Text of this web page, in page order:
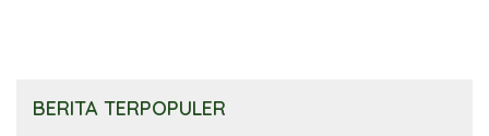
BERITA TERPOPULER